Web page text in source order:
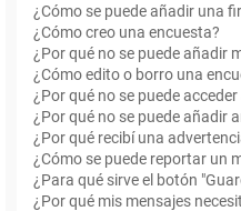
¿Cómo se puede añadir una
¿Cómo creo una encuesta?
¿Por qué no se puede añadir
¿Cómo edito o borro una
¿Por qué no se puede
¿Por qué no se puede añadir
¿Por qué recibí una
¿Cómo se puede reportar un
¿Para qué sirve el botón
¿Por qué mis mensajes